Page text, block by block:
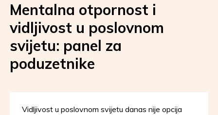
Mentalna otpornost i
vidljivost u poslovnom
svijetu: panel za
poduzetnike
Vidljivost u poslovnom svijetu danas nije opcija